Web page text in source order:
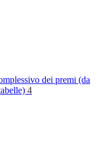
dei premi (da
4